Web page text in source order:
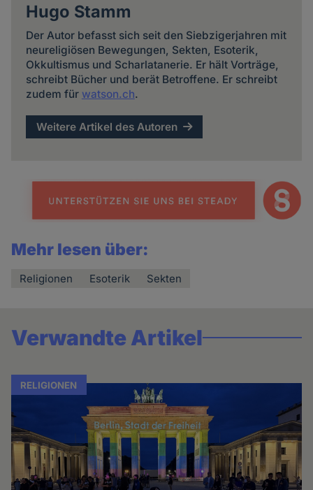
Hugo Stamm
Der Autor befasst sich seit den Siebzigerjahren mit
neureligiösen Bewegungen, Sekten, Esoterik,
Okkultismus und Scharlatanerie. Er hält Vorträge,
schreibt Bücher und berät Betroffene. Er schreibt
zudem für watson.ch.
Weitere Artikel des Autoren
Mehr lesen über:
Religionen Esoterik Sekten
Verwandte Artikel
RELIGIONEN